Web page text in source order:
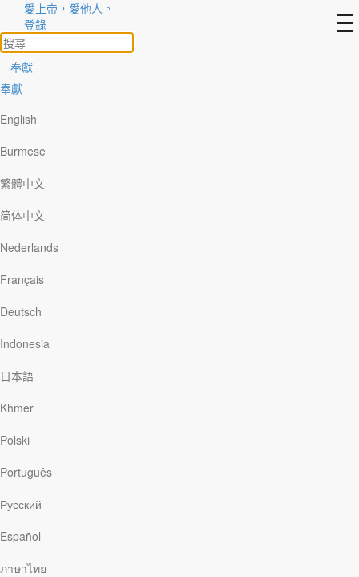
愛上帝，愛他人。
登錄
奉獻
奉獻
English
Burmese
繁體中文
简体中文
Nederlands
Français
Deutsch
Indonesia
日本語
Khmer
Polski
Português
Русский
Español
ภาษาไทย
富雅各（James Matthew Hoover，1872-1935
年）是被美國衛理公會差派到砂拉越（今天的
東馬來西亞）去牧養早期移居到婆羅洲的華人
來除了向村民傳道、教導上帝的話語之外，也
藉著發展教育、社會、經濟和科技來改善當地
人的生活水準。他引進了很多新事物：第一間
女校、碾米機、第一輛腳踏車和汽船。不同於
上帝微聲溫柔地向他說話，帶領他進入一生事
奉的禾場。他最終在砂拉越建立了超過40間堂
會，超過40間學校，並留下基督教信仰和宣教
的傳承。